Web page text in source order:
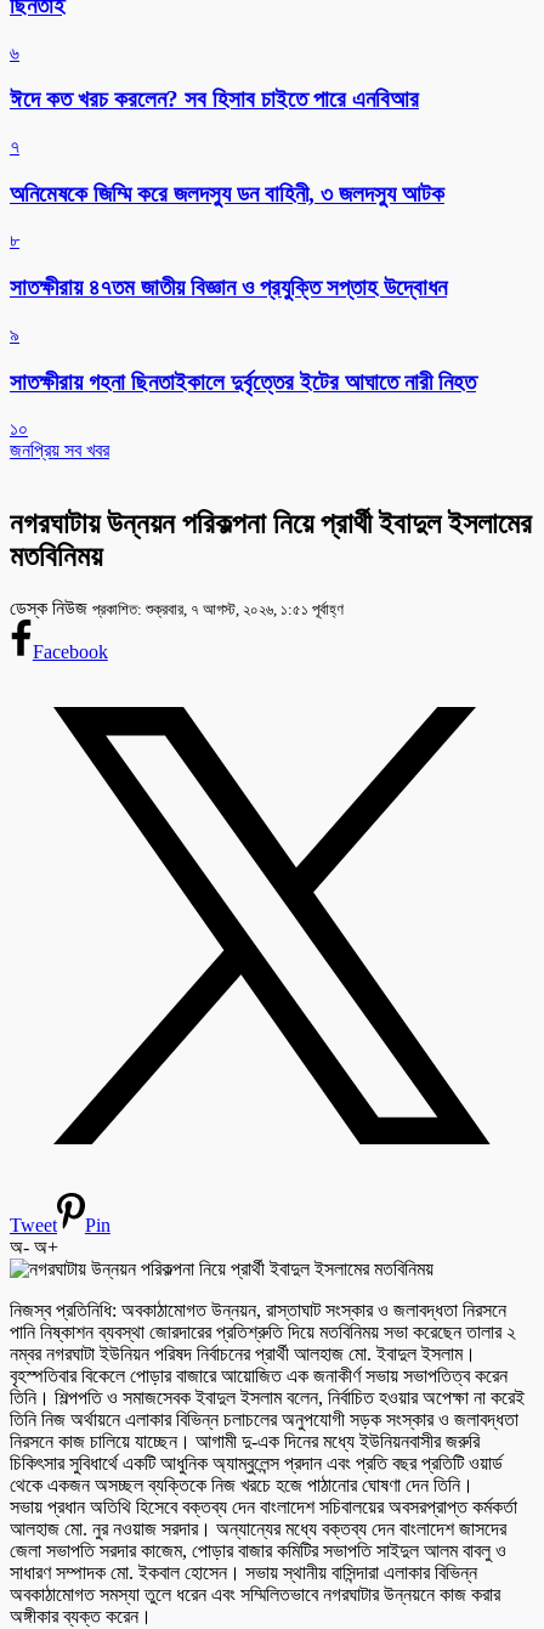
ছিনতাই
৬
ঈদে কত খরচ করলেন? সব হিসাব চাইতে পারে এনবিআর
৭
অনিমেষকে জিম্মি করে জলদস্যু ডন বাহিনী, ৩ জলদস্যু আটক
৮
সাতক্ষীরায় ৪৭তম জাতীয় বিজ্ঞান ও প্রযুক্তি সপ্তাহ উদ্বোধন
৯
সাতক্ষীরায় গহনা ছিনতাইকালে দুর্বৃত্তের ইটের আঘাতে নারী নিহত
১০
জনপ্রিয় সব খবর
নগরঘাটায় উন্নয়ন পরিকল্পনা নিয়ে প্রার্থী ইবাদুল ইসলামের
মতবিনিময়
ডেস্ক নিউজ প্রকাশিত: শুক্রবার, ৭ আগস্ট, ২০২৬, ১:৫১ পূর্বাহ্ণ
Facebook
Tweet
Pin
অ- অ+
নিজস্ব প্রতিনিধি: অবকাঠামোগত উন্নয়ন, রাস্তাঘাট সংস্কার ও জলাবদ্ধতা নিরসনে
পানি নিষ্কাশন ব্যবস্থা জোরদারের প্রতিশ্রুতি দিয়ে মতবিনিময় সভা করেছেন তালার ২
নম্বর নগরঘাটা ইউনিয়ন পরিষদ নির্বাচনের প্রার্থী আলহাজ মো. ইবাদুল ইসলাম।
বৃহস্পতিবার বিকেলে পোড়ার বাজারে আয়োজিত এক জনাকীর্ণ সভায় সভাপতিত্ব করেন
তিনি। শিল্পপতি ও সমাজসেবক ইবাদুল ইসলাম বলেন, নির্বাচিত হওয়ার অপেক্ষা না করেই
তিনি নিজ অর্থায়নে এলাকার বিভিন্ন চলাচলের অনুপযোগী সড়ক সংস্কার ও জলাবদ্ধতা
নিরসনে কাজ চালিয়ে যাচ্ছেন। আগামী দু-এক দিনের মধ্যে ইউনিয়নবাসীর জরুরি
চিকিৎসার সুবিধার্থে একটি আধুনিক অ্যাম্বুলেন্স প্রদান এবং প্রতি বছর প্রতিটি ওয়ার্ড
থেকে একজন অসচ্ছল ব্যক্তিকে নিজ খরচে হজে পাঠানোর ঘোষণা দেন তিনি।
সভায় প্রধান অতিথি হিসেবে বক্তব্য দেন বাংলাদেশ সচিবালয়ের অবসরপ্রাপ্ত কর্মকর্তা
আলহাজ মো. নুর নওয়াজ সরদার। অন্যান্যের মধ্যে বক্তব্য দেন বাংলাদেশ জাসদের
জেলা সভাপতি সরদার কাজেম, পোড়ার বাজার কমিটির সভাপতি সাইদুল আলম বাবলু ও
সাধারণ সম্পাদক মো. ইকবাল হোসেন। সভায় স্থানীয় বাসিন্দারা এলাকার বিভিন্ন
অবকাঠামোগত সমস্যা তুলে ধরেন এবং সম্মিলিতভাবে নগরঘাটার উন্নয়নে কাজ করার
অঙ্গীকার ব্যক্ত করেন।